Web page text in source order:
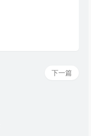
下一篇